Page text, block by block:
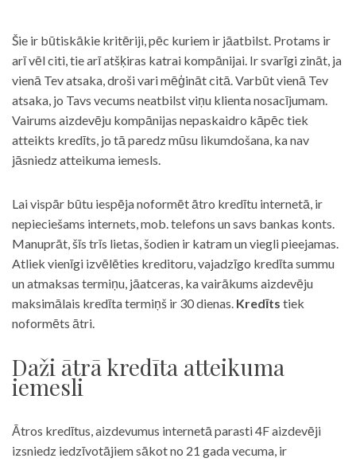
Šie ir būtiskākie kritēriji, pēc kuriem ir jāatbilst. Protams ir
arī vēl citi, tie arī atšķiras katrai kompānijai. Ir svarīgi zināt, ja
vienā Tev atsaka, droši vari mēģināt citā. Varbūt vienā Tev
atsaka, jo Tavs vecums neatbilst viņu klienta nosacījumam.
Vairums aizdevēju kompānijas nepaskaidro kāpēc tiek
atteikts kredīts, jo tā paredz mūsu likumdošana, ka nav
jāsniedz atteikuma iemesls.
Lai vispār būtu iespēja noformēt ātro kredītu internetā, ir
nepieciešams internets, mob. telefons un savs bankas konts.
Manuprāt, šīs trīs lietas, šodien ir katram un viegli pieejamas.
Atliek vienīgi izvēlēties kreditoru, vajadzīgo kredīta summu
un atmaksas termiņu, jāatceras, ka vairākums aizdevēju
maksimālais kredīta termiņš ir 30 dienas. Kredīts tiek
noformēts ātri.
Daži ātrā kredīta atteikuma
iemesli
Ātros kredītus, aizdevumus internetā parasti 4F aizdevēji
izsniedz iedzīvotājiem sākot no 21 gada vecuma, ir